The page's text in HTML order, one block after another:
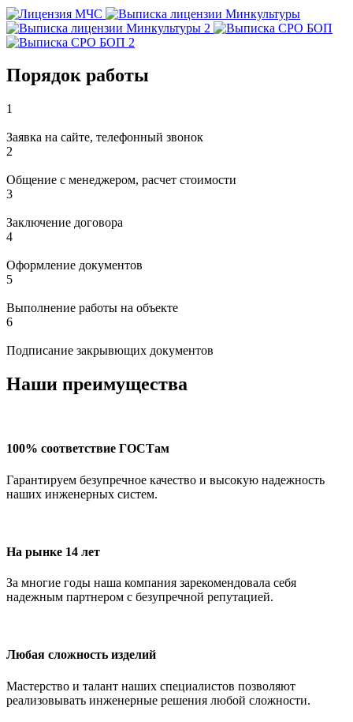
Порядок работы
1
Заявка на сайте, телефонный звонок
2
Общение с менеджером, расчет стоимости
3
Заключение договора
4
Оформление документов
5
Выполнение работы на объекте
6
Подписание закрывющих документов
Наши преимущества
100% соответствие ГОСТам
Гарантируем безупречное качество и высокую надежность
наших инженерных систем.
На рынке 14 лет
За многие годы наша компания зарекомендовала себя
надежным партнером с безупречной репутацией.
Любая сложность изделий
Мастерство и талант наших специалистов позволяют
реализовывать инженерные решения любой сложности.